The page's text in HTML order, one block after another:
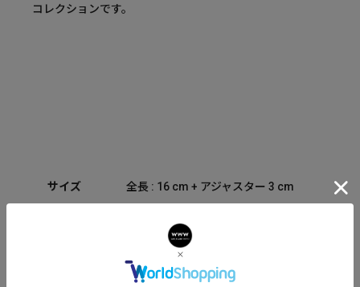
コレクションです。
サイズ 全長 : 16 cm + アジャスター 3 cm
セット内容：箱 保証書